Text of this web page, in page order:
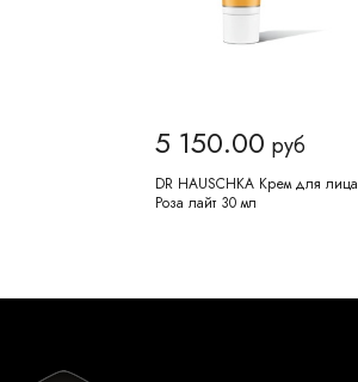
5 150.00 руб
DR HAUSCHKA Крем для лица
Роза лайт 30 мл